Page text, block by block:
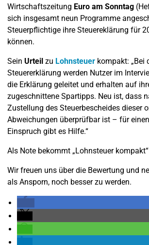
Wirtschaftszeitung Euro am Sonntag
sich insgesamt neun Programme
Steuerpflichtige ihre Steuereklärung für
können.
Sein Urteil zu Lohnsteuer kompakt: „Bei
Steuererklärung werden Nutzer im
die Erklärung geleitet und erhalten auf
zugeschnittene Spartipps. Neu ist, dass
Zustellung des Steuerbescheides dieser
Abweichungen überprüfbar ist – für
Einspruch gibt es Hilfe.“
Als Note bekommt „Lohnsteuer kompakt“
Wir freuen uns über die Bewertung und
als Ansporn, noch besser zu werden.